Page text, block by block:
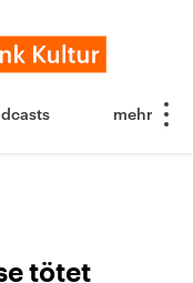
tötet